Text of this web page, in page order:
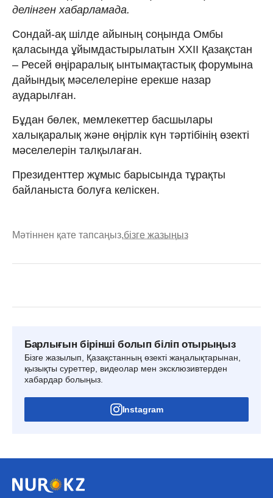
делінген хабарламада.
Сондай-ақ шілде айының соңында Омбы
қаласында ұйымдастырылатын ХХІІ Қазақстан
– Ресей өңіраралық ынтымақтастық форумына
дайындық мәселелеріне ерекше назар
аударылған.
Бұдан бөлек, мемлекеттер басшылары
халықаралық және өңірлік күн тәртібінің өзекті
мәселелерін талқылаған.
Президенттер жұмыс барысында тұрақты
байланыста болуға келіскен.
Мәтіннен қате тапсаңыз,бізге жазыңыз
Барлығын бірінші болып біліп отырыңыз
Бізге жазылып, Қазақстанның өзекті жаңалықтарынан,
қызықты суреттер, видеолар мен эксклюзивтерден
хабардар болыңыз.
Instagram